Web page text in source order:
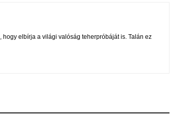
elbírja a világi valóság teherpróbáját is. Talán ez